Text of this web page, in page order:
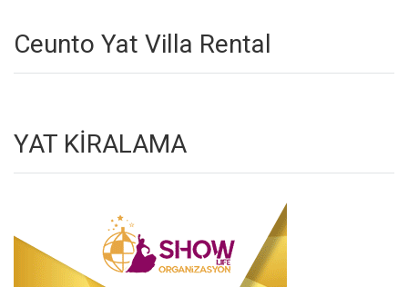
Ceunto Yat Villa Rental
YAT KİRALAMA